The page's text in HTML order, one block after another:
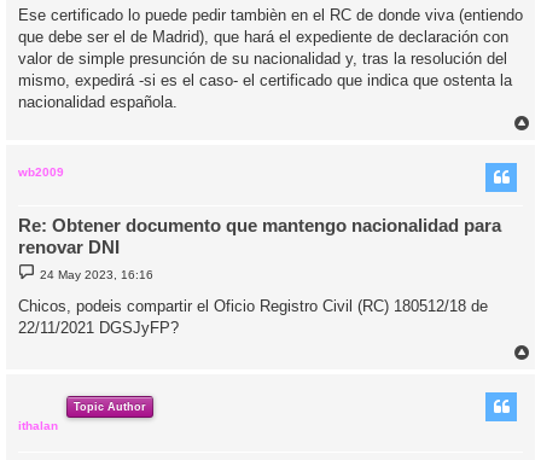
Ese certificado lo puede pedir tambièn en el RC de donde viva (entiendo
que debe ser el de Madrid), que hará el expediente de declaración con
valor de simple presunción de su nacionalidad y, tras la resolución del
mismo, expedirá -si es el caso- el certificado que indica que ostenta la
nacionalidad española.
wb2009
Re: Obtener documento que mantengo nacionalidad para
renovar DNI
M
n
s
a
24 May 2023, 16:16
Chicos, podeis compartir el Oficio Registro Civil (RC) 180512/18 de
22/11/2021 DGSJyFP?
Topic Author
ithalan